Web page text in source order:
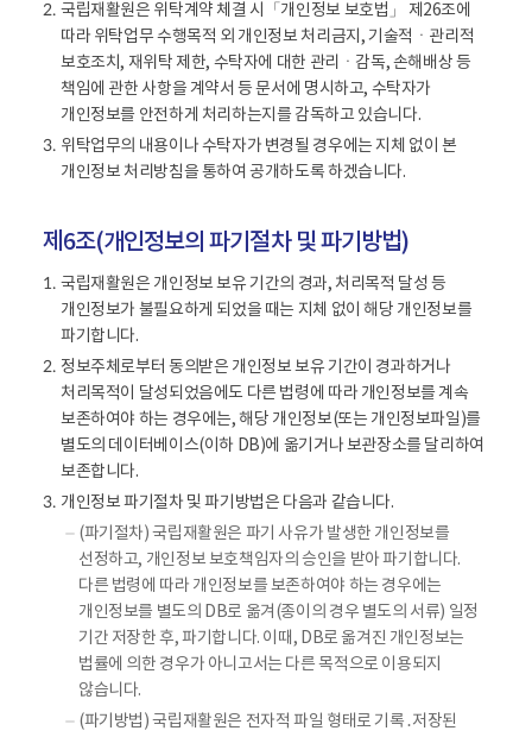
관
한
사
항
-
위
탁
자
(
수
탁
자
)
위
무
의
간
2. 국립재활원은 위탁계약 체결 시「개인정보 보호법」 제26조에
따라 위탁업무 수행목적 외 개인정보 처리금지, 기술적ㆍ관리적
보호조치, 재위탁 제한, 수탁자에 대한 관리ㆍ감독, 손해배상 등
책임에 관한 사항을 계약서 등 문서에 명시하고, 수탁자가
개인정보를 안전하게 처리하는지를 감독하고 있습니다.
3. 위탁업무의 내용이나 수탁자가 변경될 경우에는 지체 없이 본
개인정보 처리방침을 통하여 공개하도록 하겠습니다.
제6조(개인정보의 파기절차 및 파기방법)
1. 국립재활원은 개인정보 보유 기간의 경과, 처리목적 달성 등
개인정보가 불필요하게 되었을 때는 지체 없이 해당 개인정보를
파기합니다.
2. 정보주체로부터 동의받은 개인정보 보유 기간이 경과하거나
처리목적이 달성되었음에도 다른 법령에 따라 개인정보를 계속
보존하여야 하는 경우에는, 해당 개인정보(또는 개인정보파일)를
별도의 데이터베이스(이하 DB)에 옮기거나 보관장소를 달리하여
보존합니다.
3. 개인정보 파기절차 및 파기방법은 다음과 같습니다.
(파기절차) 국립재활원은 파기 사유가 발생한 개인정보를
선정하고, 개인정보 보호책임자의 승인을 받아 파기합니다.
다른 법령에 따라 개인정보를 보존하여야 하는 경우에는
개인정보를 별도의 DB로 옮겨(종이의 경우 별도의 서류) 일정
기간 저장한 후, 파기합니다. 이때, DB로 옮겨진 개인정보는
법률에 의한 경우가 아니고서는 다른 목적으로 이용되지
않습니다.
(파기방법) 국립재활원은 전자적 파일 형태로 기록․저장된